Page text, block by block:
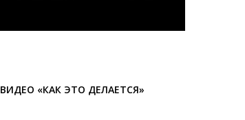
ВИДЕО «КАК ЭТО ДЕЛАЕТСЯ»